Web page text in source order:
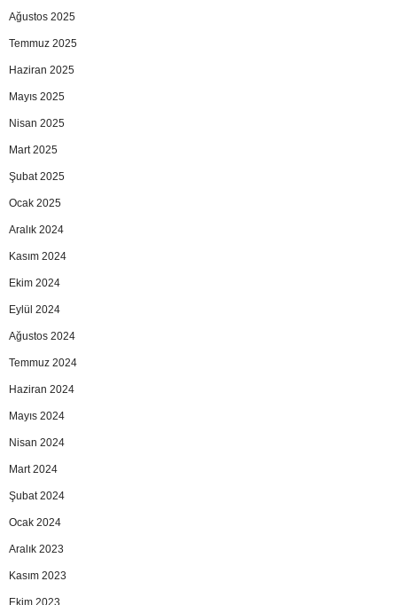
Ağustos 2025
Temmuz 2025
Haziran 2025
Mayıs 2025
Nisan 2025
Mart 2025
Şubat 2025
Ocak 2025
Aralık 2024
Kasım 2024
Ekim 2024
Eylül 2024
Ağustos 2024
Temmuz 2024
Haziran 2024
Mayıs 2024
Nisan 2024
Mart 2024
Şubat 2024
Ocak 2024
Aralık 2023
Kasım 2023
Ekim 2023